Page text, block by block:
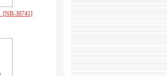
[NB-30741]